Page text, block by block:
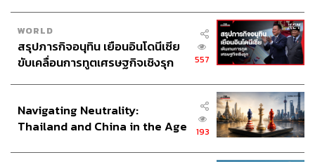
ปัจจุบัน Aestox เป็นสารลดเลือนริ้วรอย (Botulinum Toxin
มาตรฐานสูงสุดทั้งในและต่างประเทศในเรื่องของมาตรฐาน
และความปลอดภัย เช่น EU Approved, China FDA, MSDF,
TFDA รวมถึง USFDA ในอีกไม่นานนี้ ทั้งยังเป็นที่ยอมรับจาก
WORLD
สรุปภารกิจอนุทิน เยือนอินโดนีเซีย
ขับเคลื่อนการทูตเศรษฐกิจเชิงรุก
557
Navigating Neutrality:
Thailand and China in the Age
193